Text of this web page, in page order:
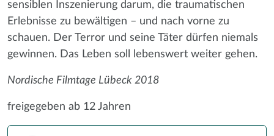
sensiblen Inszenierung darum, die traumatischen
Erlebnisse zu bewältigen – und nach vorne zu
schauen. Der Terror und seine Täter dürfen niemals
gewinnen. Das Leben soll lebenswert weiter gehen.
Nordische Filmtage Lübeck 2018
freigegeben ab 12 Jahren